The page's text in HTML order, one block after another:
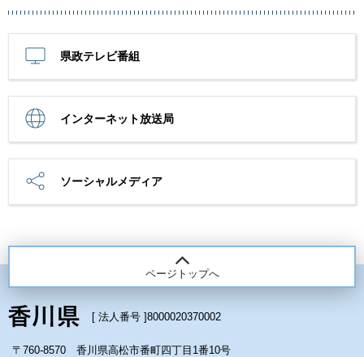
県政テレビ番組
インターネット放送局
ソーシャルメディア
ページトップへ
[ 法人番号 ]8000020370002
〒760-8570 香川県高松市番町四丁目1番10号